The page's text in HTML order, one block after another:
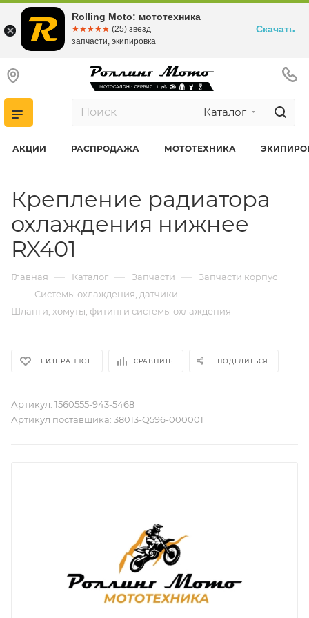
Каталог
АКЦИИ РАСПРОДАЖА МОТОТЕХНИКА
Крепление радиатора
охлаждения нижнее
RX401
Главная — Каталог — Запчасти — Запчасти корпус
— Системы охлаждения, датчики —
Шланги, хомуты, фитинги системы охлаждения
В ИЗБРАННОЕ СРАВНИТЬ ПОДЕЛИТЬСЯ
Артикул: 1560555-943-5468
Артикул поставщика: 38013-Q596-000001
Rolling Moto: мототехника
☆☆☆☆☆
★★★★★ (25) звезд
запчасти, экипировка
Скачать